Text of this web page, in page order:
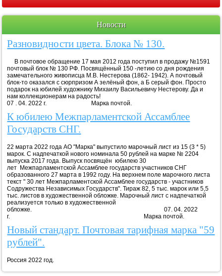
Новости
Разновидности цвета. Блока № 130.
В почтовое обращение 17 мая 2012 года поступил в продажу №1591
почтовый блок № 130 РФ. Посвящённый 150 -летию со дня рождения
замечательного живописца М.В. Нестерова (1862- 1942). А почтовый
блок-то оказался с сюрпризом А зелёный фон, а Б серый фон. Просто
подарок на юбилей художнику Михаилу Васильевичу Нестерову. Да и
нам коллекционерам на радость!
07 . 04. 2022 г. Марка почтой.
К юбилею Межпарламентской Ассамблее
Государств СНГ.
22 марта 2022 года АО "Марка" выпустило марочный лист из 15 (3 * 5)
марок. С надпечаткой нового номинала 50 рублей на марке № 2204
выпуска 2017 года. Выпуск посвящён юбилею 30
лет Межпарламентской Ассамблее государств участников СНГ
образованного 27 марта в 1992 году. На верхнем поле марочного листа
текст " 30 лет Межпарламентской Ассамблее государств - участников
Содружества Независимых Государств". Тираж 82, 5 тыс. марок или 5,5
тыс. листов в художественной обложке. Марочный лист с надпечаткой
реализуется только в художественной
обложке. 07. 04. 2022
г. Марка почтой.
Новый стандарт. Почтовая тарифная марка "59
рублей".
Россия 2022 год.